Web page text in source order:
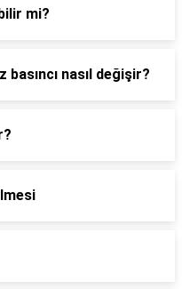
mi?
nasıl değişir?